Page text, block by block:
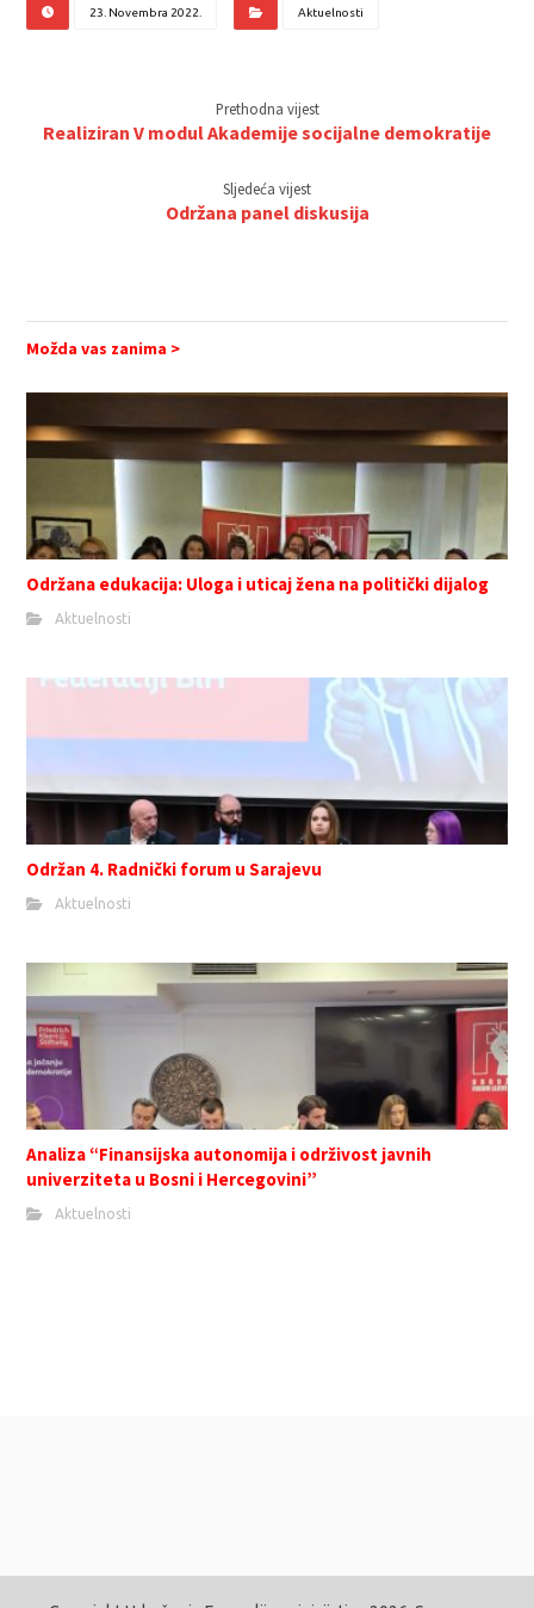
23. Novembra 2022. Aktuelnosti
Prethodna vijest
Realiziran V modul Akademije socijalne demokratije
Sljedeća vijest
Održana panel diskusija
Možda vas zanima >
Održana edukacija: Uloga i uticaj žena na politički dijalog
Aktuelnosti
Održan 4. Radnički forum u Sarajevu
Aktuelnosti
Analiza “Finansijska autonomija i održivost javnih
univerziteta u Bosni i Hercegovini”
Aktuelnosti